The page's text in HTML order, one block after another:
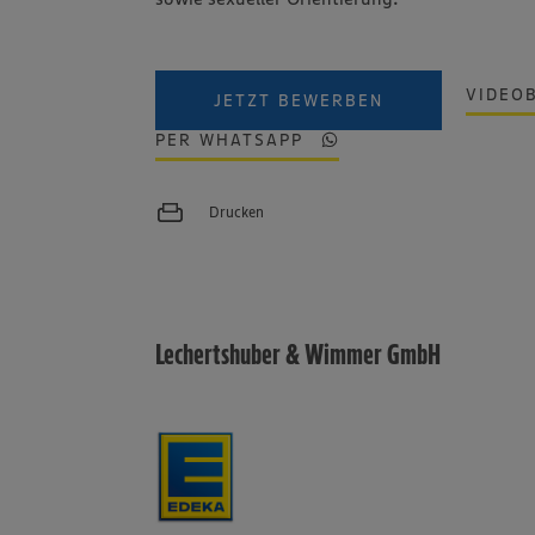
JETZT BEWERBEN
PER WHATSAPP
Drucken
Lechertshuber & Wimmer GmbH